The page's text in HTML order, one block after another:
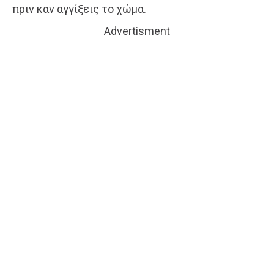
πριν καν αγγίξεις το χώμα.
Advertisment